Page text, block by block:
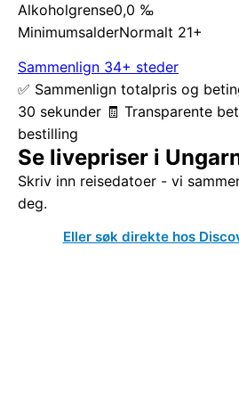
Alkoholgrense0,0 ‰
MinimumsalderNormalt 21+
Sammenlign 34+ steder
✅ Sammenlign totalpris og
30 sekunder 🧾 Transparente
bestilling
Se livepriser i
Skriv inn reisedatoer - vi
deg.
Eller søk direkte hos